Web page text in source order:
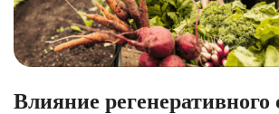
Влияние регенеративного